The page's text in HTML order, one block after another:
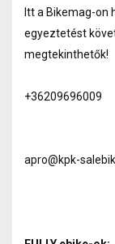
Itt a Bikemag-on
egyeztetést
megtekinthetők!
+36209696009
apro@kpk-